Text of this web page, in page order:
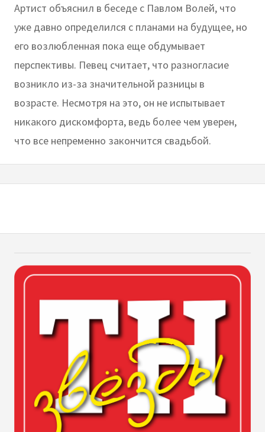
Артист объяснил в беседе с Павлом Волей, что
уже давно определился с планами на будущее, но
его возлюбленная пока еще обдумывает
перспективы. Певец считает, что разногласие
возникло из-за значительной разницы в
возрасте. Несмотря на это, он не испытывает
никакого дискомфорта, ведь более чем уверен,
что все непременно закончится свадьбой.